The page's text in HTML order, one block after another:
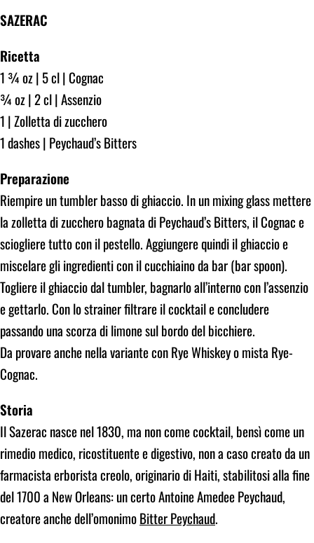
SAZERAC
Ricetta
1 ¾ oz | 5 cl | Cognac
¾ oz | 2 cl | Assenzio
1 | Zolletta di zucchero
1 dashes | Peychaud’s Bitters
Preparazione
Riempire un tumbler basso di ghiaccio. In un mixing glass mettere
la zolletta di zucchero bagnata di Peychaud’s Bitters, il Cognac e
sciogliere tutto con il pestello. Aggiungere quindi il ghiaccio e
miscelare gli ingredienti con il cucchiaino da bar (bar spoon).
Togliere il ghiaccio dal tumbler, bagnarlo all’interno con l’assenzio
e gettarlo. Con lo strainer filtrare il cocktail e concludere
passando una scorza di limone sul bordo del bicchiere.
Da provare anche nella variante con Rye Whiskey o mista Rye-
Cognac.
Storia
Il Sazerac nasce nel 1830, ma non come cocktail, bensì come un
rimedio medico, ricostituente e digestivo, non a caso creato da un
farmacista erborista creolo, originario di Haiti, stabilitosi alla fine
del 1700 a New Orleans: un certo Antoine Amedee Peychaud,
creatore anche dell’omonimoBitter Peychaud.